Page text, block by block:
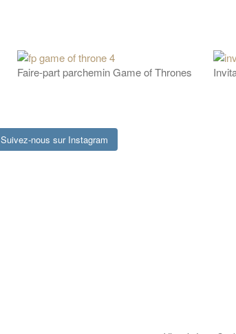
Faire-part parchemin Game of Thrones
Suivez-nous sur Instagram